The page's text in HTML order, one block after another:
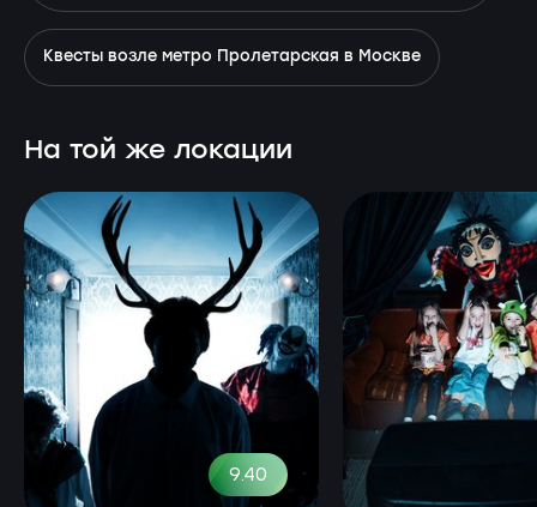
Квесты возле метро Пролетарская в Москве
На той же локации
9.40